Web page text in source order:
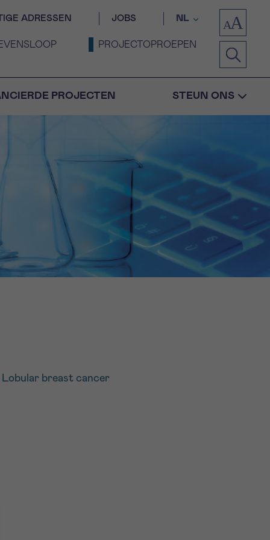
ADRESSEN JOBS NL
PROJECTOPROEPEN
PROJECTEN STEUN ONS
breast cancer
16h-18h